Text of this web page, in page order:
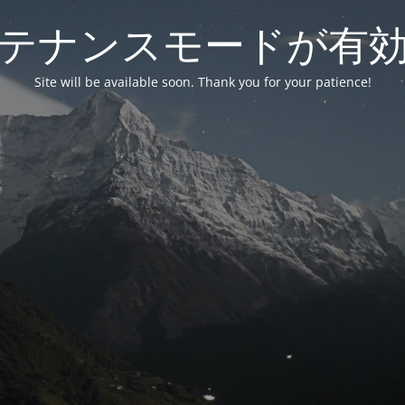
ナンスモードが有
Site will be available soon. Thank you for your patience!